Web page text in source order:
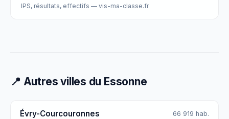
IPS, résultats, effectifs — vis-ma-classe.fr
📍 Autres villes du Essonne
Évry-Courcouronnes 66 919 hab.